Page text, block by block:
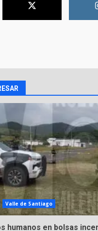
10 de agosto de 2026
consultorio médico
una mujer
8 de agosto de 2026
a un Trabajador de
8 de agosto de 2026
jugando también
Valle de Santiago
humanos en bolsas